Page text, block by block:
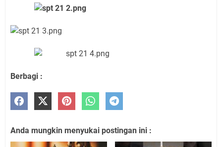
Berbagi :
Anda mungkin menyukai postingan ini :